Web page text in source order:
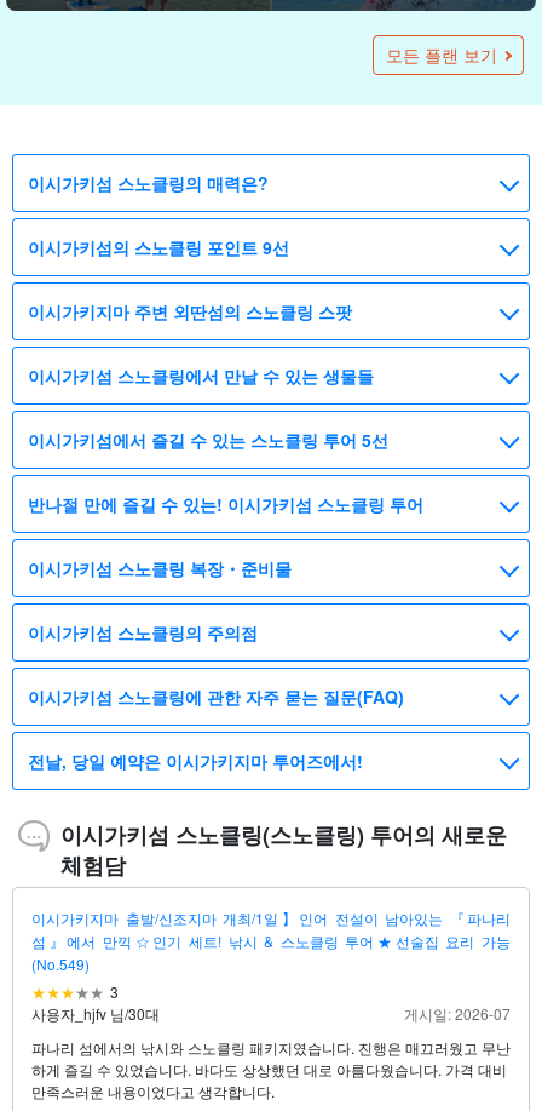
오하마 섬 발착/약 3〜4시간】오후부터 즐기는 보트 전세 전세
7,000 円
이시가키섬/반나절】체험 다이빙 & 바다거북 스노클링! 초보자
전문 소수정예 ☆〈사진 데이터 증정〉（No.477)
14,500
투어즈 한정 할인】이리오모테 섬 ⇆ 이시가키 섬 페리 티켓 포
함★바라스 섬 스노클링 & 『유부도』 물소차 관광 투어★사진
성인(중학생 이상)20,370엔→ 18,200 円
(67건)
투어즈 한정 할인】이리오모테 섬 ⇆ 이시가키 섬 페리 티켓 포
함★한 번쯤은 가보고 싶은 인기 명소『바라스 섬』스노클링 반
성인(중학생 이상)15,270엔→ 13,600 円
(91건)
여름 특별 SALE【이시가키섬/반나절】당일 예약 OK！川平湾
SUP/카누&푸른 동굴 스노클링 투어☆2대 절경 스팟을 만끽＜
사진 무료&송영 포함＞前日18:00までキャンセル無料!
여름 특별 SALE【이시가키지마/1일】당일 예약 OK! 이시가키
지마 완전 정복 플랜(가와히라만 SUP/카누 + 푸른 동굴 스노클
링 + 맹그로브 SUP/카누) 사진 무료 & 송영 포함☆(No.274)
성인(중학생 이상)39,600엔→ 19,800 円
(7건)
이시가키지마 출발/신조지마 개최/1일】투어에서만 갈 수 있는
인어 전설이 남아있는 '파나리섬' 스노클링 투어＜2세부터 참가
OK & 점심 포함＞ 베테랑 가이드가 안내♪（No.547）（No.547
성인(중학생 이상)12,000 円
(72건)
이시가키섬/반나절】요청OK◎호화롭게 빌려서 놀자! 보트 전
세 플랜! 졸업여행, 사원여행, 단체로 이용 가능☆(No.555)
100,000 円
투어즈 한정 할인】이리오모테 섬 ⇆ 이시가키 섬 페리 티켓 포
함 ★ 맹그로브 SUPor 카누 & "기적의 섬" 바라스 섬 스노클링
성인(중학생 이상)28,070엔→ 20,700 円
(133건)
이시가키섬/1일] 환상의 섬 상륙&체험다이빙&바다거북 스노클
링〈GoPro렌탈 무료〉초보자 전문 소수정예(No.475)
18,500
이시가키섬/1일] 바다 거북이 출현율 90% 이상☆환상의 섬 상
륙 & 체험 다이빙 2dive & 스노클링 투어《장비 포함 & 점심 식
1명19,000 円
(68건)
이시가키섬/1일] 인기 명소 3곳을 둘러보는 ☆환상의 섬 상륙 &
석서초호・바다거북 스노클링〈GoPro 무료 대여〉（No.476
12,500
여름 특별 SALE【이시가키섬/반나절】상쾌감 발군! 면허 필수
◆ 제트스키 렌탈《스노클링 세트 & 호텔 송영 포함》(No.575)
45,000
이시가키섬/1일] 11월~4월 한정! 대박력 만타 스노클링 투어
〈GoPro 대여 무료〉초보자 전문 소수정예(No.324)
18,000 円
이시가키섬/반나절] 가이드 전세 ☆ 호화 VIP 전세 플랜 ＜사진
무료 & 송영 포함＞ 유연한 대응 ◎ 자신의 페이스대로♪ 단체
1쌍(최대 5명)50,000 円
(54건)
이시가키섬/1일] 환상의 섬 상륙 + 트로피컬 스노클링 + 푸른 동
굴 탐험・바다거북 비치 스노클링《장비 대여》아이들도 즐길
성인(중학생 이상)13,800엔→ 12,500 円
(34건)
여름 특별 SALE【이시가키지마/1일】이시가키지마 대만족 1
일 스노클링 투어☆초보자 환영！2〜3포인트의 다채로운 바다
속 세계를 만끽♪바다거북을 만날 수 있는 기회도! (No.449)
1인(만 5세 이상)17,000 円
(9건)
이시가키섬/1일] 느긋하게 즐길 수 있는 ☆ 환상의 섬 상륙 & 체
험다이빙 1dive & 바다거북 스노클링 투어 뛰어난 위치를 만끽
1명15,000 円
(43건)
접수 중단 중: 【이시가키섬/1일】 5세부터 참여 가능! 바다와
산을 마음껏 즐기는 알찬 코스★씨카약 + 스노클링 + 계곡 등반
성인16,500 円
(2건)
여름 특별 SALE【이시가키지마】당일 예약 OK! 오후부터 만
끽♪ 푸른 동굴 스노클링 & 선셋 SUP/카약 투어☆사진 무료 &
성인(중학생 이상)28,000엔→ 13,500 円
(69건)
이시가키지마/PM 반나절】일본 제일의 산호초 & 바다거북 스
10,000 円
이시가키섬 발착/1일】파나리섬(신조섬) 출신 가이드가 안내☆
인어 전설이 남아있는 『파나리섬』산책＆스노클링 투어＜65
성인12,500 円
(113건)
예약 중단: 【이시가키섬】 풍성한 산호초! 이시가키섬 씨카약
& 스노클링 1일 코스 《맛있는 점심 포함》(No.416)
15,000 円
이시가키섬/1일] 한 번은 꼭 가보고 싶은 2대 절경 명소로! 가와
히라만 글래스보트 & SUP 체험과 푸른 동굴 스노클링 투어 ＜
성인(중학생 이상)15,500 円
(53건)
이시가키섬/반나절 오후】컬러풀 산호초 & 바다거북을 만나러
6,800 円
이시가키지마/ 1일】한 번쯤은 보고 싶은 절경 '가와히라만'에서
유리 보트 체험 & 푸른 동굴 스노클링 투어★사진 무료(No.392)
9,800
이시가키지마】1일 바다 만끽 팩! "환상의 섬」상륙＆체험다이
빙＆스노클링＆스노클링＆낚시1일투어(점심포함)（No.346）
1명22,800 円
(5건)
이시가키섬/1일] 환상의 섬 상륙 & 바다거북과 함께 수영! 이시
가키지마 산호 스노클링 투어《송영 & 점심 포함》첫경험자・
1명11,800 円
(11건)
이시가키섬/반나절】바다거북or만타 스노클링 & 기적의 무인
도 '환상의 섬' 상륙 투어《송영 포함》동경하는 바다 생물에 대
성인(중학생 이상)9,500 円
(13건)
여름 특별 SALE【이시가키섬/약3시간】심쿵 반나절☆환상의
섬 상륙&스노클링&해양 스포츠 마음껏 즐기기(U튜브・바나나
1인(6세 이상)16,000엔→ 15,000 円
(25건)
오키나와・이시가키지마】색색의 산호초를 만나러 가는 '환상
의 섬' 상륙 & 스노클링 오전 반나절 투어(No.314)
6,800 円
이시가키지마/오후 반나절】초보자 전문☆바다거북 출현율
90% 이상! 체험다이빙 1dive & 스노클링 투어《최신 기종으로
성인(13세 이상)17,500엔→ 14,500 円
(28건)
이시가키지마】오후부터 참가 가능! 환상의 섬 상륙 & 스노클링
8,000 円
여름 특별 SALE【이시가키섬/1일】2대 절경 스팟 제패☆ 가와
히라만 유리보트 & 환상의 섬 상륙 & 스노클링 투어《사진 무료
성인(중학생 이상)19,600엔→ 9,800 円
(29건)
이시가키섬/오후 반나절] 90%의 확률로 바다거북과 대면! 체험
다이빙 1dive & 바다거북 스노클링 투어★초보자도 부담없이
1명9,800 円
(20건)
이시가키섬/1일] 120% 만끽☆초보자도 대환영! 스노클링 & 다
12,800 円
오키나와・이시가키지마】오전or오후 개최로 반나절 만끽! 스
8,800 円
이시가키지마 출발/신조지마 개최/1일】인어 전설이 남아있는
『파나리섬』에서 만끽☆인기 세트! 낚시 & 스노클링 투어★선
성인(중학생 이상)15,000 円
(42건)
여름 특별 SALE【이시가키지마/약7시간】하루 종일 호화롭게
놀아보자☆환상의 섬 상륙 & 스노클링 & 해양스포츠 마음껏 즐
1명(6세 이상)18,000 円
(17건)
오키나와・이시가키지마】여성에게 인기★인어 사진 & 환상의
섬 상륙 스노클링 반나절 코스《수중 사진 선물 증정》(No.526)
8,000
이시가키지마】초보자도 대환영！1일 느긋하게 스노클링(점심
14,300 円
여름 특별 SALE【이시가키섬/1일】상쾌감 발군! 면허 필수◆
제트스키 렌탈《스노클링 세트 & 호텔 송영 포함》(No.576)
75,000
예약 중단: 【이시가키섬】 세계 최대 규모! 푸른 산호 대군락
8,000 円
오키나와・이시가키지마】여성에게 인기★1일 만끽! 인어 사
진 & 환상의 섬 상륙 스노클링《수중 사진 선물・점심 포함》
1명12,000엔→ 11,000 円
이시가키지마/ 1일】왕도 세트로 1일 특가☆3세부터 OK! 스노
클링 & 환상의 섬 상륙 & 다케토미지마 관광 코스(No.365)
14,800 円
이시가키지마】바다놀이 무엇이든 OK! 전세 보트 전세 플랜 ＜
반나절 또는 하루 중 선택 가능＞ 1세부터 OK！커플・가족・단
반나절(3.5시간)67,000 円
(7건)
여름 특별 SALE【이시가키섬 발착】선박 대절로 인기 관광지
(쿠로시마, 신조(파나리)섬, 바라스섬, 환상의 섬)를 제패! 제트
스키 렌탈 & 스노클링 & 해양스포츠 1일 코스《송영 OK・점심
이시가키지마・절경】★現地集合でGoPro無料レンタル★幻
の島上陸＆トロピカルシュノーケリング（半日コース）
성인(중학생 이상)7,800 円
(10건)
이시가키섬/1일] 가이드 전세 ☆ 럭셔리 VIP 전세 플랜 ＜사진
무료 & 송영 포함＞ 유연하게 대응 ◎ 자신의 페이스대로♪ 단체
1쌍(최대 5명)90,000 円
(8건)
이시가키섬/1일] 요청 OK ◎ 호화롭게 빌려서 놀자! 보트 전세
플랜! 졸업여행, 사원여행, 단체로 이용 가능☆(No.556)
180,000 円
이시가키지마] 이시가키지마를 대표하는 경승지! 가와히라만에
6,900 円
이시가키지마・7시간】그날의 “가장 아름다운 바다”로! 체험
다이빙 & 스노클링 ★환상의 섬・푸른 동굴・바다거북 등 엄선
성인(13세 이상)19,500엔→ 17,500 円
(16건)
이시가키지마】아침부터 만끽☆이시가키지마 섬의 좋은 점을
잡아라! 선라이즈 SUP/카약 & 푸른 동굴 스노클링 투어《사진
성인(중학생 이상)28,000엔→ 13,500 円
(50건)
이시가키지마] 비일상적이고 개방감이 넘친다! 선라이즈
SUPor 카누 & 환상의 섬 상륙 & 스노클링 투어 ＜송영 포함＞
성인(중학생 이상)29,000엔→ 15,000 円
(29건)
투어즈 한정 할인】이리오모테 섬 ⇆ 이시가키 섬 페리 티켓 포
함★바라스 섬 스노클링&캐녀닝 투어★사진 무료 (No.543)
20,700
투어즈 한정 할인】이리오모테 섬 ⇆ 이시가키 섬 페리 티켓 포
함★비경×절경을 만끽! 미즈노타키 폭포 맹그로브 SUP/카누 &
기적의 섬『바라스 섬』스노클링 투어★사진 무료 (No.378)
성인(중학생 이상)29,170엔→ 22,700 円
(78건)
이시가키섬/약 4시간】6월～8월 한정◆아침은 느긋하게, 오후
는 액티브하게☆ 맹그로브 SUP/카누 & 사가리바나 감상 투어★
사진 무료&송영 포함★사진 무료&송영 포함(No.390)
성인(중학생 이상)13,000엔→ 12,000 円
이시가키섬/반나절】1세 반부터 참가 OK! 북반구 최대 규모의
푸른 산호 군락에 감동☆절경 『시라보 해안』 스노클링 투어
성인9,000 円
(9건)
이시가키섬/약 4시간】6월～8월 한정◆아침은 느긋하게, 오후
는 액티브하게 ☆ 맹그로브 SUP/카누 & 사가리바나 감상 투어
1명13,000 円
이시가키섬/1일] 바다와 강을 제패☆이시가키섬 최장! 미야라강
맹그로브 SUP/카누 & 푸른 동굴 스노클링 투어★＜사진 무료&
1명29,000 円
이시가키섬/1일] 당일 예약 OK! 가와히라만 SUP/카누 & 푸른
동굴 스노클링 투어★＜사진 무료&송영 포함＞(No.t-361)
29,000 円
이시가키지마/ 1일】迷ったらコレ☆바다거북을 찾아보자! 가
와히라만 SUP/카누 & 푸른 동굴 스노클링 투어★＜사진 무료&
1명29,000 円
이시가키지마/반나절] 당일 예약 OK! 바다거북을 만날 수 있을
지도 모릅니다☆비경『푸른 동굴』스노클링&동굴탐험 투어★
1명13,500 円
이시가키섬/1일] 환상의 섬 상륙 & 스노클링 & 가와히라만에서
SUPor 카누 체험 투어《사진 무료 & 송영 포함》(No.t-456)
29,000 円
이시가키섬/1일] 환상의 섬 & 푸른 동굴로! 이시가키지마 퍼펙
트 스노클링 팩 투어《사진 무료&송영 포함》（No.t-460)
29,000 円
이시가키섬/1일] 당일 예약 OK! 환상의 섬 상륙 & 스노클링 & 천
연기념물 맹그로브 SUPor 카누《사진 무료 & 송영 포함》
1명29,000 円
이시가키지마/ 1일】2개의 섬을 만끽! 절경『환상의 섬』상륙
＋스노클링＆느긋하게『다케토미지마』관광《사진 무료＆송
1명19,600 円
이시가키섬/1일] 2대 절경 스팟 제패☆ 가와히라만 글래스보트
& 환상의 섬 상륙 & 스노클링 투어《사진 무료 & 송영 포함》
1명19,600 円
이시가키섬/반나절】3세부터 OK！360도 절경에 감동☆환상의
섬 상륙 & 보트 스노클링 투어《사진 무료 & 송영 포함》
1명14,500 円
이시가키섬/반나절】5세부터 참가 가능◎환상의 섬 상륙 & 높
은 확률로 만날 수 있는 바다거북 or 만타슈 스노클링 투어
성인 (13~55세)11,500 円
(6건)
이시가키섬/1일] 5세부터 참가 가능 ◎ 환상의 섬 상륙 & 스노클
링 & 해양 스포츠 10종류 이상 놀이 무제한 코스 ★《장비 렌탈
성인(중학생 이상)16,800 円
(45건)
이시가키섬/약 3시간】수상 오토바이로 튜빙을 마음껏 즐길 수
있는 투어! 스노클링도 체험 가능☆〈GoPro 촬영 데이터 포
성인15,000 円
이시가키섬/약 2시간/전세】초보자 환영！2세부터 참가 가능♪
비치/보트를 선택할 수 있는 전세 스노클링 투어★산호와 물고
기들과 자유롭게 수영을 즐기자! 《전날 예약 OK》（No.281）
이시가키/약 3시간】3세부터 참가 가능! 이시가키섬의 바다를
수상 오토바이로 만끽! 환상의 섬에 상륙 & 스노클링 투어《전
1대50,000 円
이시가키섬/1일] 가이드 대절☆2개의 섬을 만끽! 絶景『幻の
島』上陸＋シュノーケリング＆のんびり『竹富島』観光《写
1쌍(최대 5명)90,000 円
이시가키섬/1일] 가이드 전세☆바다와 강을 제패☆이시가키섬
최장! 미야라강 맹그로브 SUP/카누 & 푸른 동굴 스노클링 투어
1쌍(최대 5명)90,000 円
이시가키지마/ 1일】고확률로 바다거북과 조우☆ 스노클링&체
험다이빙 2dive《사진포함&빈손으로OK》（No.247)
23,000 円
이시가키지마/오후] 여성 가이드가 서포트 ◎ 바다거북 스노클
링 × 체험 다이빙! 반나절에 2개를 즐기는 《송영 포함 & 장비
1명16,000 円
이시가키지마/반나절] 가이드 전세☆바다거북을 만날 수 있을
지도 모릅니다☆비경 '푸른 동굴' 스노클링 & 동굴 탐험 투어★
1쌍(최대 5명)50,000 円
이시가키섬/1일] 가이드 전세☆바다거북을 찾아보자! 가와히라
만 SUP/카누 & 푸른 동굴 스노클링 투어★＜사진 무료&송영 포
1쌍(최대 5명)90,000 円
石垣島/1日】女性ガイド在籍☆体験ダイビング＆ウミガメシュ
ノーケリング/追加1dive可《写真・動画プレゼント》
1명19,000 円
이시가키섬/1일] 5세부터 참가 가능 ◎ 푸른 동굴 바다거북 스노
클링 & 해양스포츠 10종류 이상 놀이 무제한 코스 ★《장비 렌
성인(중학생 이상)16,800 円
이시가키지마/야간】4〜11월 한정! 보트로 가는 나이트 스노클
링☆신비의 야광충 & 밤하늘의 별빛을 독차지하는 《6세부터
1명15,400 円
【이시가키섬/1일】 알찬 1일 코스! 푸른 동굴 스노클링 + 3시간
무제한 해양 스포츠 체험 《점심·픽업/드롭오프 포함》
성인20,000 円
이시가키지마/약 4시간】대공과 절경을 욕심껏 체험! パラセー
リング＋『幻の島』上陸＆シュノーケリング☆《ツアー写真
성인15,000 円
이시가키섬/1일] 오키나와 전통 배 '사바니'로 즐기는 스노클링
1일 투어 & 바다 위 점심 피크닉《미취학 아동 OK・영어 대응
성인18,000 円
이시가키지마/저녁】SNS映え抜群! 오키나와의 전통 범선 '사바
니' 선셋 크루즈☆친구와 커플에게도 추천♪《소수정예로 여유
성인10,000 円
【이시가키섬/이른 아침】 오키나와 전통 범선 ‘사바니’를 타고
즐기는 일출 크루징 투어♪ 《연령 제한 없음》 (No.235)
10,000 円
이시가키지마/ 오전・오후 선택 가능】오키나와 전통 범선 '사
바니'에서 비일상적인 시간을☆체험 전후에는 관광도 만끽
♪《연령 제한 없음・초보자 환영》（No.234)
성인10,000 円
【이시가키섬/4시간】 1팀 한정 체험 다이빙 투어☆스노클링과
드론 촬영도 즐길 수 있어요♪《장비 포함·GoPro 무료》
1명(16세~60세)10,000 円
【이시가키섬/5시간】 겨울 한정! 쿠로시마에서 만타 스노클링
체험★드론 및 GoPro 촬영 무료《장비 포함》（No.566）
13,000 円
【이시가키섬/1일】 야에야마 원정 1일 투어★하토마섬·이리오
모테 또는 신조섬·이리오모테 방면에서 스노클링 《도시락 제공
성인(9세~65세)15,000 円
모든 플랜 보기
이시가키섬 스노클링의 매력은?
이시가키섬의 스노클링 포인트 9선
이시가키지마 주변 외딴섬의 스노클링 스팟
이시가키섬 스노클링에서 만날 수 있는 생물들
이시가키섬에서 즐길 수 있는 스노클링 투어 5선
반나절 만에 즐길 수 있는! 이시가키섬 스노클링 투어
이시가키섬 스노클링 복장・준비물
이시가키섬 스노클링의 주의점
이시가키섬 스노클링에 관한 자주 묻는 질문(FAQ)
전날, 당일 예약은 이시가키지마 투어즈에서!
이시가키섬 스노클링(스노클링) 투어의 새로운
체험담
이시가키지마 출발/신조지마 개최/1일】인어 전설이 남아있는 『파나리
섬』에서 만끽☆인기 세트! 낚시 & 스노클링 투어★선술집 요리 가능
(No.549)
3
사용자_hjfv 님/30대
게시일: 2026-07
파나리 섬에서의 낚시와 스노클링 패키지였습니다. 진행은 매끄러웠고 무난
하게 즐길 수 있었습니다. 바다도 상상했던 대로 아름다웠습니다. 가격 대비
만족스러운 내용이었다고 생각합니다.